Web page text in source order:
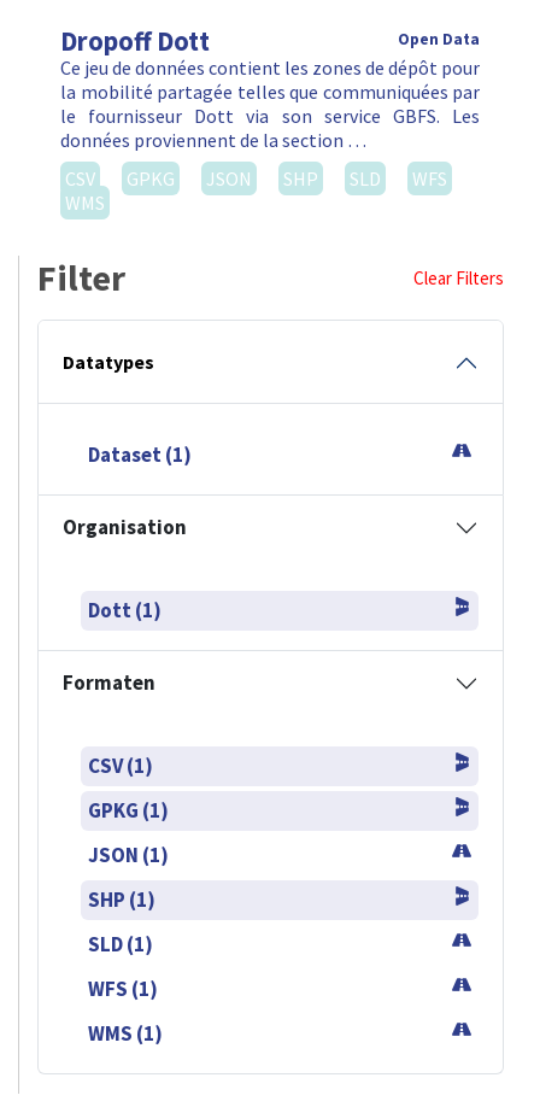
Dropoff Dott Open Data
Ce jeu de données contient les zones de dépôt pour
la mobilité partagée telles que communiquées par
le fournisseur Dott via son service GBFS. Les
données proviennent de la section …
CSV
GPKG JSON SHP SLD
WFS
WMS
Filter Clear Filters
Datatypes
Dataset (1)
Organisation
Dott (1)
Formaten
CSV (1)
GPKG (1)
JSON (1)
SHP (1)
SLD (1)
WFS (1)
WMS (1)